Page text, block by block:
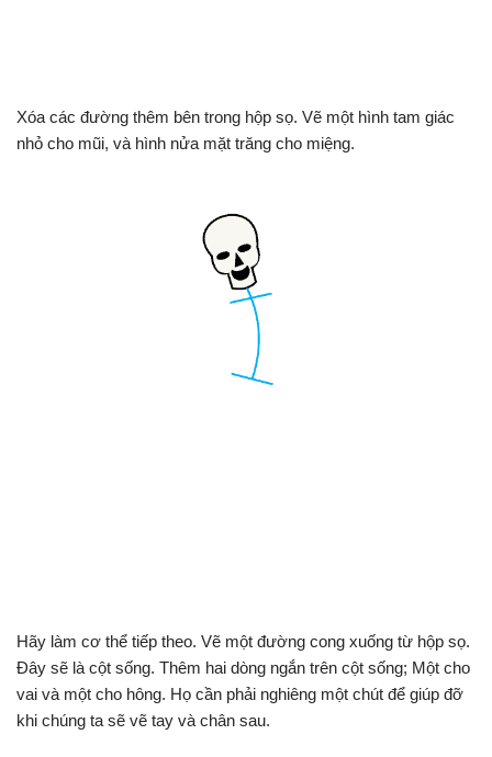
Xóa các đường thêm bên trong hộp sọ. Vẽ một hình tam giác
nhỏ cho mũi, và hình nửa mặt trăng cho miệng.
Hãy làm cơ thể tiếp theo. Vẽ một đường cong xuống từ hộp sọ.
Đây sẽ là cột sống. Thêm hai dòng ngắn trên cột sống; Một cho
vai và một cho hông. Họ cần phải nghiêng một chút để giúp đỡ
khi chúng ta sẽ vẽ tay và chân sau.